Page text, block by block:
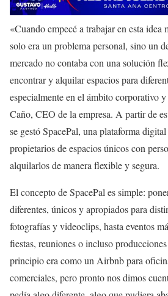
«Cuando empecé a trabajar en esta idea
solo era un problema personal, sino un
mercado no contaba con una solución
encontrar y alquilar espacios para
especialmente en el ámbito corporativo
Caño, CEO de la empresa. A partir de
se gestó SpacePal, una plataforma
propietarios de espacios únicos con
alquilarlos de manera flexible y segura.
El concepto de SpacePal es simple:
diferentes, únicos y apropiados para
fotografías y videoclips, hasta eventos
fiestas, reuniones o incluso
principio era como un Airbnb para
comerciales, pero pronto nos dimos